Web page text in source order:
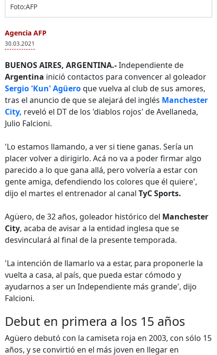
Foto:AFP
Agencia AFP
30.03.2021
BUENOS AIRES, ARGENTINA.-Independiente de
Argentina inició contactos para convencer al goleador
Sergio 'Kun' Agüeroque vuelva al club de sus amores,
tras el anuncio de que se alejará del inglés Manchester
City, reveló el DT de los 'diablos rojos' de Avellaneda,
Julio Falcioni.
'Lo estamos llamando, a ver si tiene ganas. Sería un
placer volver a dirigirlo. Acá no va a poder firmar algo
parecido a lo que gana allá, pero volvería a estar con
gente amiga, defendiendo los colores que él quiere',
dijo el martes el entrenador al canal TyC Sports.
Agüero, de 32 años, goleador histórico del Manchester
City, acaba de avisar a la entidad inglesa que se
desvinculará al final de la presente temporada.
'La intención de llamarlo va a estar, para proponerle la
vuelta a casa, al país, que pueda estar cómodo y
ayudarnos a ser un Independiente más grande', dijo
Falcioni.
Debut en primera a los 15 años
Agüero debutó con la camiseta roja en 2003, con sólo 15
años, y se convirtió en el más joven en llegar en